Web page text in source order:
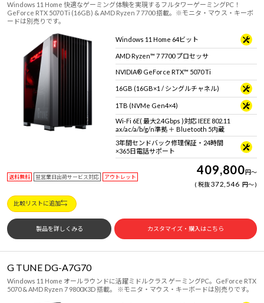
Windows 11 Home 快適なゲーミング体験を実現するフルタワーゲーミングPC！
GeForce RTX 5070 Ti (16GB) & AMD Ryzen 7 7700 搭載。※モニタ・マウス・キーボ
ードは別売りです。
Windows 11 Home 64ビット
AMD Ryzen™ 7 7700 プロセッサ
NVIDIA® GeForce RTX™ 5070 Ti
16GB (16GB×1 / シングルチャネル)
1TB (NVMe Gen4×4)
Wi-Fi 6E( 最大2.4Gbps )対応 IEEE 802.11
ax/ac/a/b/g/n準拠 ＋ Bluetooth 5内蔵
3年間センドバック修理保証・24時間
×365日電話サポート
送料無料 翌営業日出荷サービス対応 アウトレット 409,800円～
税抜372,546 円～
比較リストに追加
製品を詳しくみる カスタマイズ・購入はこちら
G TUNE DG-A7G70
Windows 11 Home オールラウンドに活躍ミドルクラス ゲーミングPC。GeForce RTX
5070 & AMD Ryzen 7 9800X3D 搭載。 ※モニタ・マウス・キーボードは別売りです。